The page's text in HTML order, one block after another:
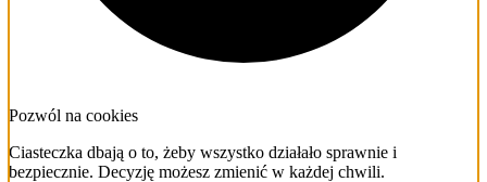
Pozwól na cookies
Ciasteczka dbają o to, żeby wszystko działało sprawnie i
bezpiecznie. Decyzję możesz zmienić w każdej chwili.